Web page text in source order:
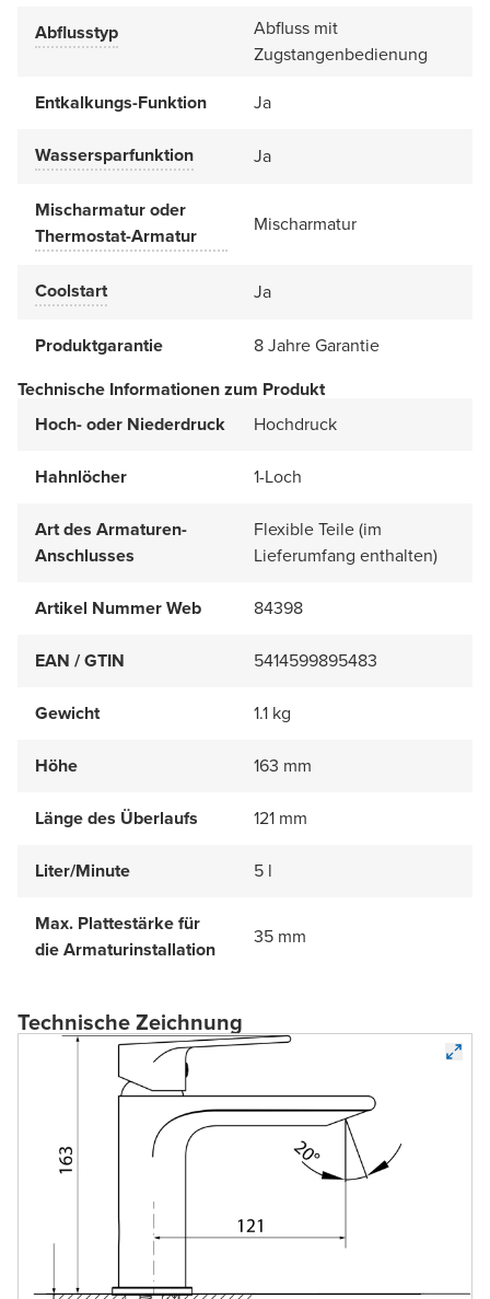
Abflusstyp
Abfluss mit
Zugstangenbedienung
Entkalkungs-Funktion
Ja
Wassersparfunktion Ja
Mischarmatur oder
Thermostat-Armatur
Mischarmatur
Coolstart Ja
Produktgarantie
8 Jahre Garantie
Technische Informationen zum Produkt
Hoch- oder Niederdruck
Hochdruck
Hahnlöcher 1-Loch
Art des Armaturen-
Anschlusses
Flexible Teile (im
Lieferumfang enthalten)
Artikel Nummer Web 84398
EAN / GTIN 5414599895483
Gewicht 1.1 kg
Höhe 163 mm
Länge des Überlaufs 121 mm
Liter/Minute 5 l
Max. Plattestärke für
die Armaturinstallation
35 mm
Technische Zeichnung